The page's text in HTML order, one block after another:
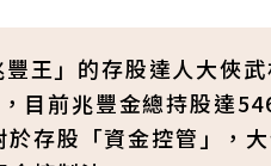
王」的存股達人大俠
目前兆豐金總持股達
存股「資金控管」，